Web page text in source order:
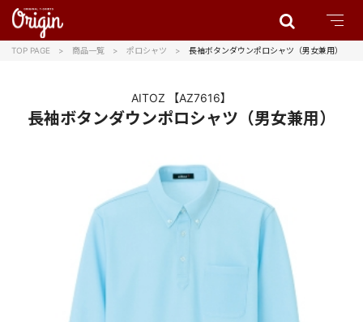
TOP PAGE 商品一覧 ポロシャツ 長袖ボタンダウンポロシャツ（男女兼用）
AITOZ 【AZ7616】
長袖ボタンダウンポロシャツ（男女兼用）